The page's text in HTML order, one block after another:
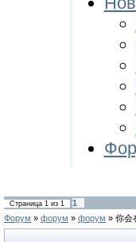
Страница 1 из 1
1
Форум » форум » форум » 你会